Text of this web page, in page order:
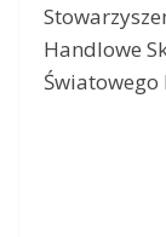
Handlowe
Światowego